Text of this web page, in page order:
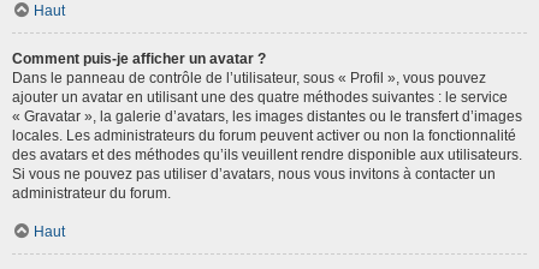
Haut
Comment puis-je afficher un avatar ?
Dans le panneau de contrôle de l’utilisateur, sous « Profil », vous pouvez
ajouter un avatar en utilisant une des quatre méthodes suivantes : le service
« Gravatar », la galerie d’avatars, les images distantes ou le transfert d’images
locales. Les administrateurs du forum peuvent activer ou non la fonctionnalité
des avatars et des méthodes qu’ils veuillent rendre disponible aux utilisateurs.
Si vous ne pouvez pas utiliser d’avatars, nous vous invitons à contacter un
administrateur du forum.
Haut